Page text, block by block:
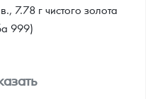
7.78 г чистого золота
999)